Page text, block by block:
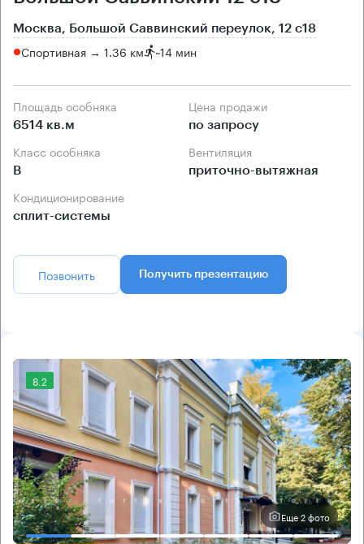
Москва, Большой Саввинский переулок, 12 с18
Спортивная → 1.36 км ~14 мин
Площадь особняка
6514 кв.м
Цена продажи
по запросу
Класс особняка
B
Вентиляция
приточно-вытяжная
Кондиционирование
сплит-системы
Позвонить Получить презентацию
8.2
Еще 2 фото